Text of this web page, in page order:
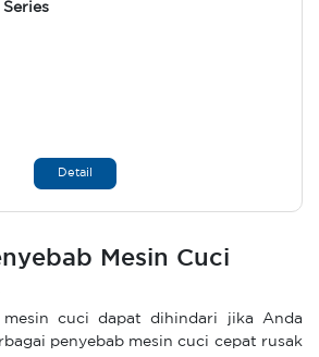
Series
Detail
Mesin Cuci
mesin cuci dapat dihindari jika Anda
penyebab mesin cuci cepat rusak